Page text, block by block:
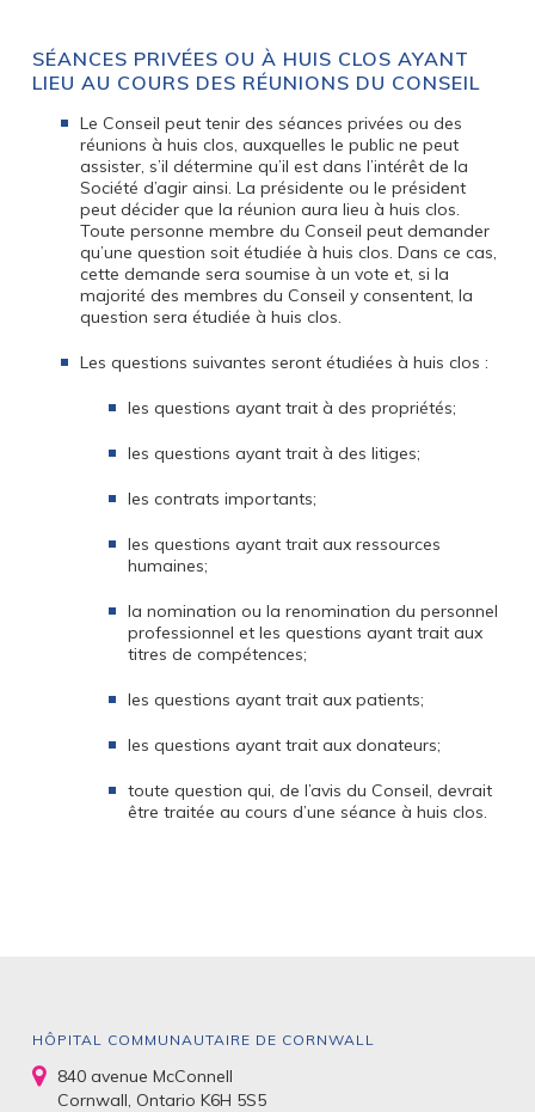
SÉANCES PRIVÉES OU À HUIS CLOS AYANT
LIEU AU COURS DES RÉUNIONS DU CONSEIL
Le Conseil peut tenir des séances privées ou des
réunions à huis clos, auxquelles le public ne peut
assister, s’il détermine qu’il est dans l’intérêt de la
Société d’agir ainsi. La présidente ou le président
peut décider que la réunion aura lieu à huis clos.
Toute personne membre du Conseil peut demander
qu’une question soit étudiée à huis clos. Dans ce cas,
cette demande sera soumise à un vote et, si la
majorité des membres du Conseil y consentent, la
question sera étudiée à huis clos.
Les questions suivantes seront étudiées à huis clos :
les questions ayant trait à des propriétés;
les questions ayant trait à des litiges;
les contrats importants;
les questions ayant trait aux ressources
humaines;
la nomination ou la renomination du personnel
professionnel et les questions ayant trait aux
titres de compétences;
les questions ayant trait aux patients;
les questions ayant trait aux donateurs;
toute question qui, de l’avis du Conseil, devrait
être traitée au cours d’une séance à huis clos.
HÔPITAL COMMUNAUTAIRE DE CORNWALL
840 avenue McConnell
Cornwall, Ontario K6H 5S5